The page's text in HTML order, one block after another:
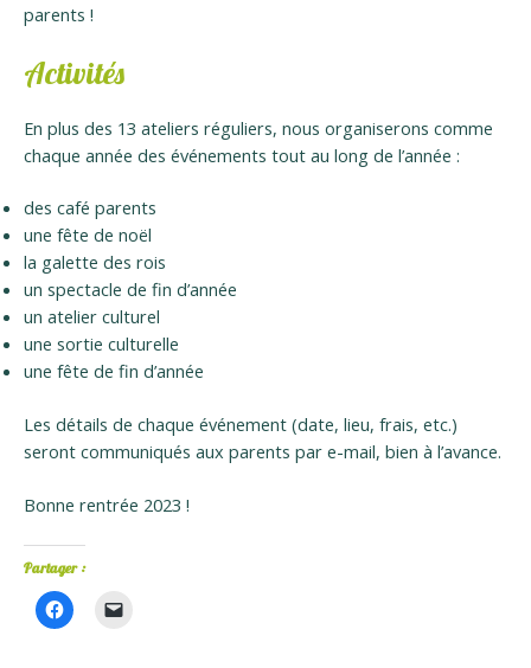
parents !
Activités
En plus des 13 ateliers réguliers, nous organiserons comme
chaque année des événements tout au long de l’année :
des café parents
une fête de noël
la galette des rois
un spectacle de fin d’année
un atelier culturel
une sortie culturelle
une fête de fin d’année
Les détails de chaque événement (date, lieu, frais, etc.)
seront communiqués aux parents par e-mail, bien à l’avance.
Bonne rentrée 2023 !
Partager :
C
l